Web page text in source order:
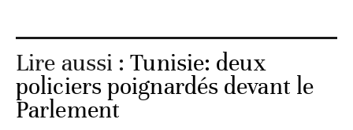
Lire aussi :Tunisie: deux
policiers poignardés devant le
Parlement